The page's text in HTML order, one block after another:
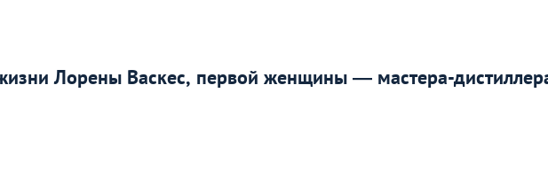
Лорены Васкес, первой женщины — мастера-